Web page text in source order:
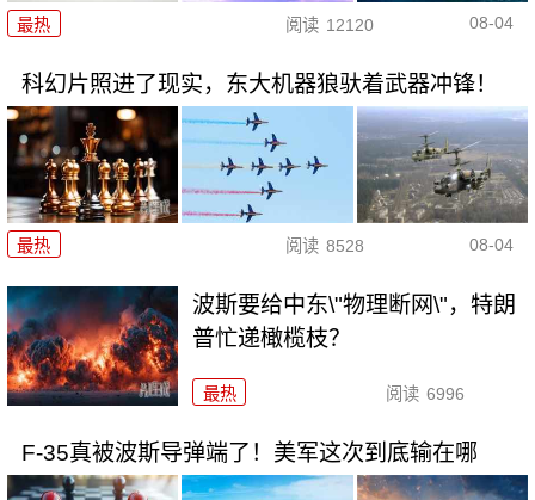
最热 阅读 12120 08-04
科幻片照进了现实，东大机器狼驮着武器冲锋！
最热 阅读 8528 08-04
波斯要给中东\"物理断网\"，特朗
普忙递橄榄枝？
最热 阅读 6996
F-35真被波斯导弹端了！美军这次到底输在哪